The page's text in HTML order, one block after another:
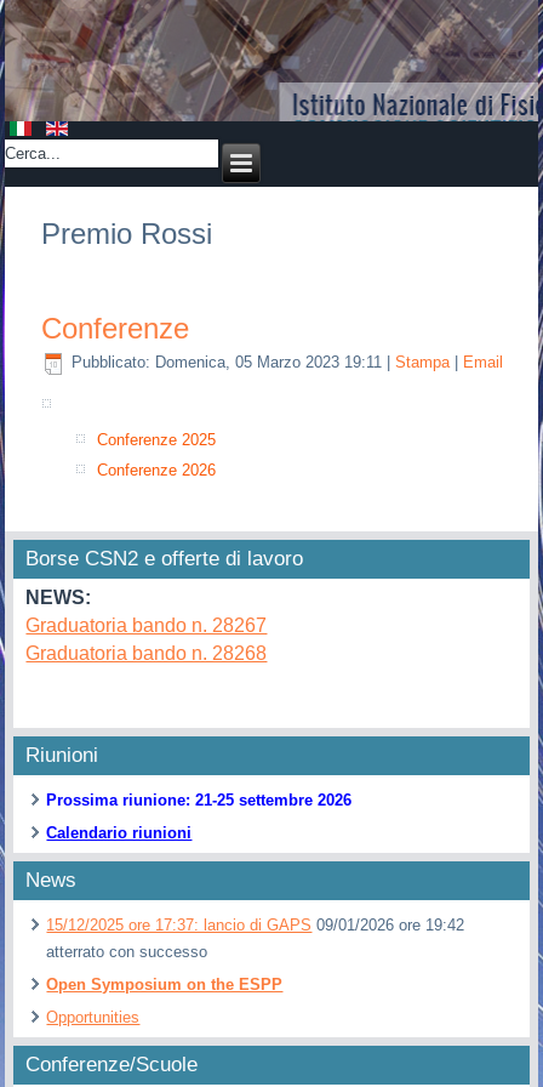
Premio Rossi
Conferenze
Pubblicato: Domenica, 05 Marzo 2023 19:11 |Stampa| Email
Conferenze 2025
Conferenze 2026
Borse CSN2 e offerte di lavoro
NEWS:
Graduatoria bando n. 28267
Graduatoria bando n. 28268
Riunioni
Prossima riunione: 21-25 settembre 2026
Calendario riunioni
News
15/12/2025 ore 17:37: lancio di GAPS 09/01/2026 ore 19:42
atterrato con successo
Open Symposium on the ESPP
Opportunities
Conferenze/Scuole